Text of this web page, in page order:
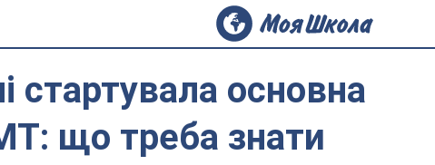
стартувала основна
що треба знати